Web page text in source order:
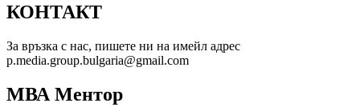
КОНТАКТ
За връзка с нас, пишете ни на имейл адрес
p.media.group.bulgaria@gmail.com
МВА Ментор